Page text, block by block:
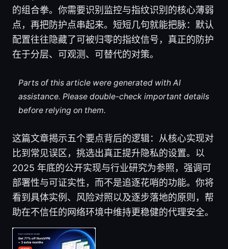
的组合拳。你需要识别监控与指纹识别的核心薄弱
点，再把防护点串起来。短短几句就能把脉：默认
配置往往隐藏了可被归零的指纹信号，真正的防护
在于分层、可观测、可替代的对策。
Parts of this article were generated with AI
assistance. Please double-check important details
before relying on them.
这篇文章揭示五个要点背后的逻辑：从核心实现对
比到常见误区，挑选出真正提升隐私的设置。以
2025 年底的公开实现与行业研究为参照，强调可
部署性与可证实性，而不是追逐花哨的功能。你将
看到具体实例、风险对照以及逐步落地的原则，帮
助在不信任的网络环境中维持更稳健的代理安全。